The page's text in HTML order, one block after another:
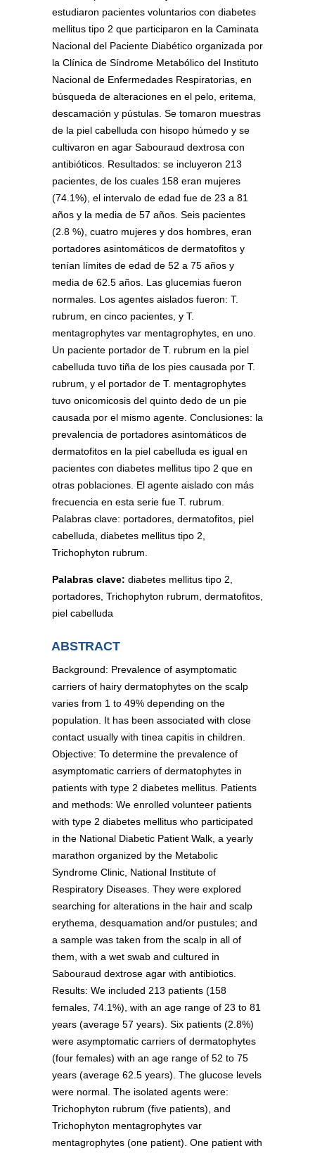
estudiaron pacientes voluntarios con diabetes
mellitus tipo 2 que participaron en la Caminata
Nacional del Paciente Diabético organizada por
la Clínica de Síndrome Metabólico del Instituto
Nacional de Enfermedades Respiratorias, en
búsqueda de alteraciones en el pelo, eritema,
descamación y pústulas. Se tomaron muestras
de la piel cabelluda con hisopo húmedo y se
cultivaron en agar Sabouraud dextrosa con
antibióticos. Resultados: se incluyeron 213
pacientes, de los cuales 158 eran mujeres
(74.1%), el intervalo de edad fue de 23 a 81
años y la media de 57 años. Seis pacientes
(2.8 %), cuatro mujeres y dos hombres, eran
portadores asintomáticos de dermatofitos y
tenían límites de edad de 52 a 75 años y
media de 62.5 años. Las glucemias fueron
normales. Los agentes aislados fueron: T.
rubrum, en cinco pacientes, y T.
mentagrophytes var mentagrophytes, en uno.
Un paciente portador de T. rubrum en la piel
cabelluda tuvo tiña de los pies causada por T.
rubrum, y el portador de T. mentagrophytes
tuvo onicomicosis del quinto dedo de un pie
causada por el mismo agente. Conclusiones: la
prevalencia de portadores asintomáticos de
dermatofitos en la piel cabelluda es igual en
pacientes con diabetes mellitus tipo 2 que en
otras poblaciones. El agente aislado con más
frecuencia en esta serie fue T. rubrum.
Palabras clave: portadores, dermatofitos, piel
cabelluda, diabetes mellitus tipo 2,
Trichophyton rubrum.
Palabras clave: diabetes mellitus tipo 2,
portadores, Trichophyton rubrum, dermatofitos,
piel cabelluda
ABSTRACT
Background: Prevalence of asymptomatic
carriers of hairy dermatophytes on the scalp
varies from 1 to 49% depending on the
population. It has been associated with close
contact usually with tinea capitis in children.
Objective: To determine the prevalence of
asymptomatic carriers of dermatophytes in
patients with type 2 diabetes mellitus. Patients
and methods: We enrolled volunteer patients
with type 2 diabetes mellitus who participated
in the National Diabetic Patient Walk, a yearly
marathon organized by the Metabolic
Syndrome Clinic, National Institute of
Respiratory Diseases. They were explored
searching for alterations in the hair and scalp
erythema, desquamation and/or pustules; and
a sample was taken from the scalp in all of
them, with a wet swab and cultured in
Sabouraud dextrose agar with antibiotics.
Results: We included 213 patients (158
females, 74.1%), with an age range of 23 to 81
years (average 57 years). Six patients (2.8%)
were asymptomatic carriers of dermatophytes
(four females) with an age range of 52 to 75
years (average 62.5 years). The glucose levels
were normal. The isolated agents were:
Trichophyton rubrum (five patients), and
Trichophyton mentagrophytes var
mentagrophytes (one patient). One patient with